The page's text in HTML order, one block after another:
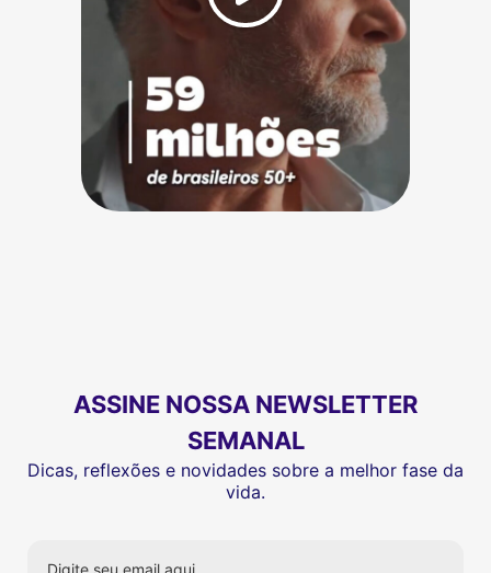
ASSINE NOSSA NEWSLETTER
SEMANAL
Dicas, reflexões e novidades sobre a melhor fase da
vida.